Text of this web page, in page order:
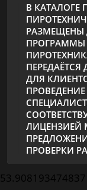
В КАТАЛОГЕ
РАЗМЕЩЕНЫ
ДЛЯ
ЛИЦЕНЗИЕЙ
ПРОВЕРКИ